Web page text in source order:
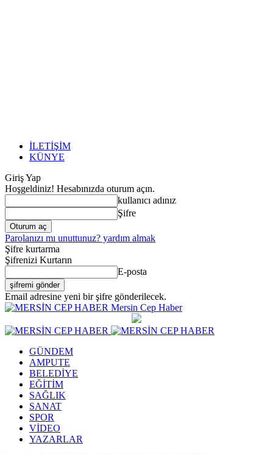
İLETİŞİM
KÜNYE
Giriş Yap
Hoşgeldiniz! Hesabınızda oturum açın.
kullanıcı adınız
Şifre
Parolanızı mı unuttunuz? yardım almak
Şifre kurtarma
Şifrenizi Kurtarın
E-posta
Email adresine yeni bir şifre gönderilecek.
Mersin Cep Haber
GÜNDEM
AMPUTE
BELEDİYE
EĞİTİM
SAĞLIK
SANAT
SPOR
VİDEO
YAZARLAR